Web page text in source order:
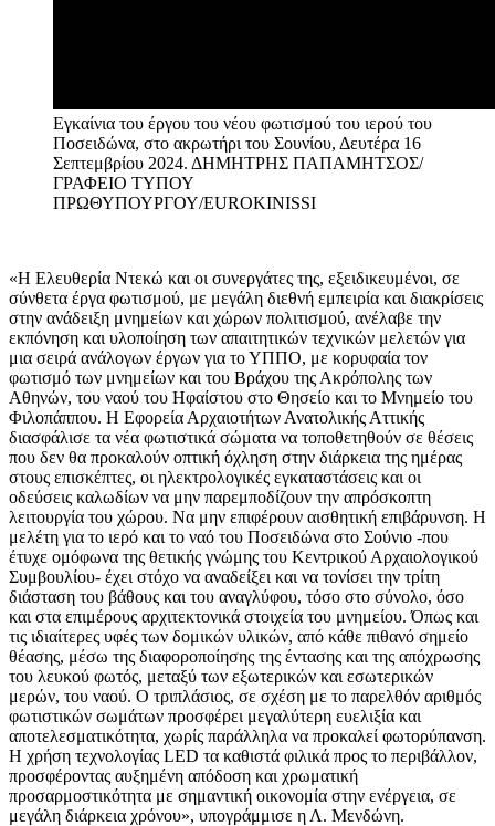
Εγκαίνια του έργου του νέου φωτισμού του ιερού του
Ποσειδώνα, στο ακρωτήρι του Σουνίου, Δευτέρα 16
Σεπτεμβρίου 2024. ΔΗΜΗΤΡΗΣ ΠΑΠΑΜΗΤΣΟΣ/
ΓΡΑΦΕΙΟ ΤΥΠΟΥ
ΠΡΩΘΥΠΟΥΡΓΟΥ/EUROKINISSI
«Η Ελευθερία Ντεκώ και οι συνεργάτες της, εξειδικευμένοι, σε
σύνθετα έργα φωτισμού, με μεγάλη διεθνή εμπειρία και διακρίσεις
στην ανάδειξη μνημείων και χώρων πολιτισμού, ανέλαβε την
εκπόνηση και υλοποίηση των απαιτητικών τεχνικών μελετών για
μια σειρά ανάλογων έργων για το ΥΠΠΟ, με κορυφαία τον
φωτισμό των μνημείων και του Βράχου της Ακρόπολης των
Αθηνών, του ναού του Ηφαίστου στο Θησείο και το Μνημείο του
Φιλοπάππου. Η Εφορεία Αρχαιοτήτων Ανατολικής Αττικής
διασφάλισε τα νέα φωτιστικά σώματα να τοποθετηθούν σε θέσεις
που δεν θα προκαλούν οπτική όχληση στην διάρκεια της ημέρας
στους επισκέπτες, οι ηλεκτρολογικές εγκαταστάσεις και οι
οδεύσεις καλωδίων να μην παρεμποδίζουν την απρόσκοπτη
λειτουργία του χώρου. Να μην επιφέρουν αισθητική επιβάρυνση. Η
μελέτη για το ιερό και το ναό του Ποσειδώνα στο Σούνιο -που
έτυχε ομόφωνα της θετικής γνώμης του Κεντρικού Αρχαιολογικού
Συμβουλίου- έχει στόχο να αναδείξει και να τονίσει την τρίτη
διάσταση του βάθους και του αναγλύφου, τόσο στο σύνολο, όσο
και στα επιμέρους αρχιτεκτονικά στοιχεία του μνημείου. Όπως και
τις ιδιαίτερες υφές των δομικών υλικών, από κάθε πιθανό σημείο
θέασης, μέσω της διαφοροποίησης της έντασης και της απόχρωσης
του λευκού φωτός, μεταξύ των εξωτερικών και εσωτερικών
μερών, του ναού. Ο τριπλάσιος, σε σχέση με το παρελθόν αριθμός
φωτιστικών σωμάτων προσφέρει μεγαλύτερη ευελιξία και
αποτελεσματικότητα, χωρίς παράλληλα να προκαλεί φωτορύπανση.
Η χρήση τεχνολογίας LED τα καθιστά φιλικά προς το περιβάλλον,
προσφέροντας αυξημένη απόδοση και χρωματική
προσαρμοστικότητα με σημαντική οικονομία στην ενέργεια, σε
μεγάλη διάρκεια χρόνου», υπογράμμισε η Λ. Μενδώνη.